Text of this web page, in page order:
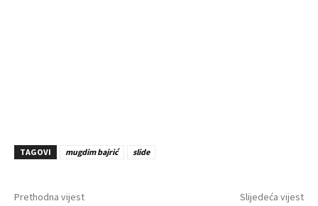
TAGOVI mugdim bajrić slide
Prethodna vijest Slijedeća vijest